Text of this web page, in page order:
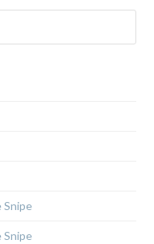
Snipe
Snipe